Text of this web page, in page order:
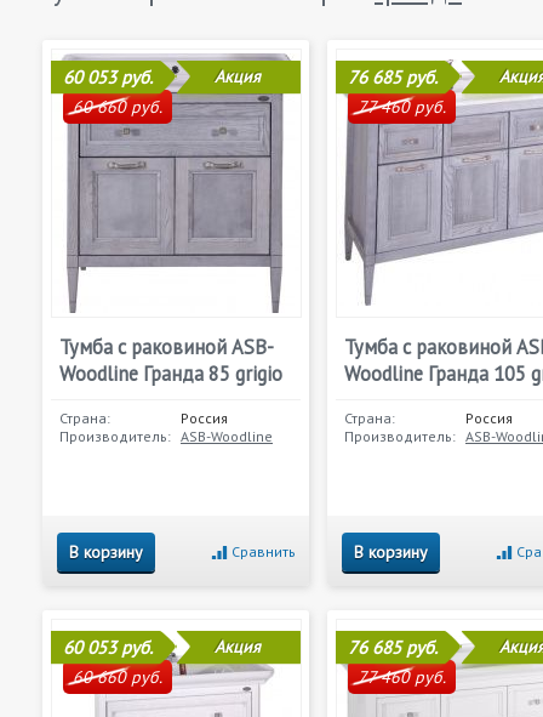
60 053 руб.
60 660 руб.
Акция
Тумба с раковиной ASB-
Woodline Гранда 85 grigio
Страна:
Россия
Производитель: ASB-Woodline
В корзину Сравнить
76 685 руб.
77 460 руб.
Тумба с раковиной
Woodline Гранда 105
Страна:
Россия
Производитель: ASB-
В корзину
60 053 руб.
60 660 руб.
Акция 76 685 руб.
77 460 руб.